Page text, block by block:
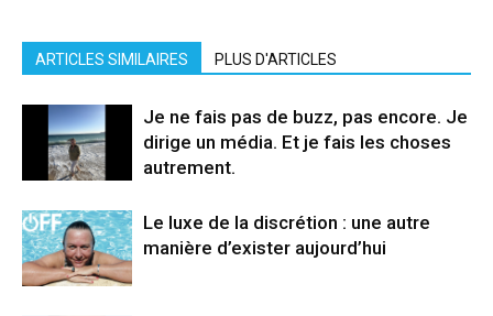
ARTICLES SIMILAIRES PLUS D'ARTICLES
Je ne fais pas de buzz, pas encore. Je
dirige un média. Et je fais les choses
autrement.
Le luxe de la discrétion : une autre
manière d’exister aujourd’hui